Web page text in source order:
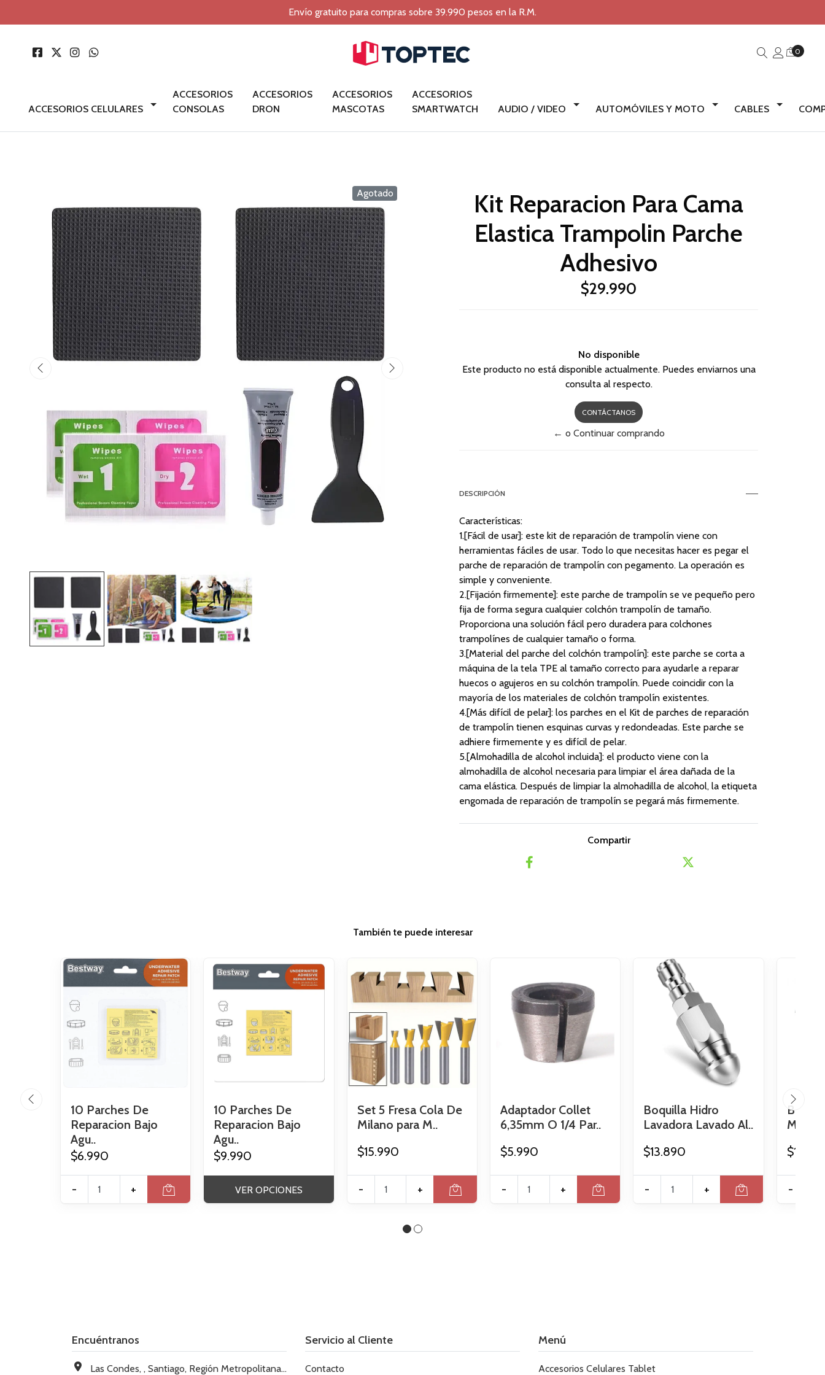
Envío gratuito para compras sobre 39.990 pesos en la R.M.
0
ACCESORIOS CELULARES
ACCESORIOS
CONSOLAS
ACCESORIOS
DRON
ACCESORIOS
MASCOTAS
ACCESORIOS
SMARTWATCH
AUDIO / VIDEO AUTOMÓVILES Y MOTO CABLES
Agotado
Kit Reparacion Para Cama
Elastica Trampolin Parche
Adhesivo
$29.990
No disponible
Este producto no está disponible actualmente. Puedes enviarnos una
consulta al respecto.
CONTÁCTANOS
← o Continuar comprando
DESCRIPCIÓN
Características:
1.[Fácil de usar]: este kit de reparación de trampolín viene con
herramientas fáciles de usar. Todo lo que necesitas hacer es pegar el
parche de reparación de trampolín con pegamento. La operación es
simple y conveniente.
2.[Fijación firmemente]: este parche de trampolín se ve pequeño pero
fija de forma segura cualquier colchón trampolín de tamaño.
Proporciona una solución fácil pero duradera para colchones
trampolínes de cualquier tamaño o forma.
3.[Material del parche del colchón trampolín]: este parche se corta a
máquina de la tela TPE al tamaño correcto para ayudarle a reparar
huecos o agujeros en su colchón trampolín. Puede coincidir con la
mayoría de los materiales de colchón trampolín existentes.
4.[Más difícil de pelar]: los parches en el Kit de parches de reparación
de trampolín tienen esquinas curvas y redondeadas. Este parche se
adhiere firmemente y es difícil de pelar.
5.[Almohadilla de alcohol incluida]: el producto viene con la
almohadilla de alcohol necesaria para limpiar el área dañada de la
cama elástica. Después de limpiar la almohadilla de alcohol, la etiqueta
engomada de reparación de trampolín se pegará más firmemente.
Compartir
También te puede interesar
10 Parches De
Reparacion Bajo
Agu..
$6.990
- +
10 Parches De
Reparacion Bajo
Agu..
$9.990
VER OPCIONES
Set 5 Fresa Cola De
Milano para M..
$15.990
- +
Adaptador Collet
6,35mm O 1/4 Par..
$5.990
- +
Boquilla Hidro
Lavadora Lavado Al..
$13.890
- + -
Encuéntranos
Las Condes, , Santiago, Región Metropolitana, Chile
Servicio al Cliente
Contacto
Menú
Accesorios Celulares Tablet